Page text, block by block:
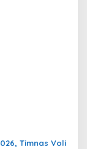
Timnas Voli